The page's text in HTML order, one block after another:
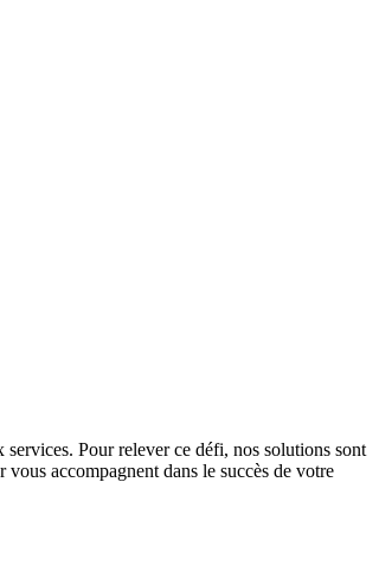
Pour relever ce défi, nos solutions sont
accompagnent dans le succès de votre